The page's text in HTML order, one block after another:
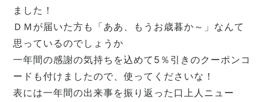
ました！
ＤＭが届いた方も「ああ、もうお歳暮か～」なんて
思っているのでしょうか
一年間の感謝の気持ちを込めて5％引きのクーポンコ
ードも付けましたので、使ってくださいな！
表には一年間の出来事を振り返った口上人ニュー